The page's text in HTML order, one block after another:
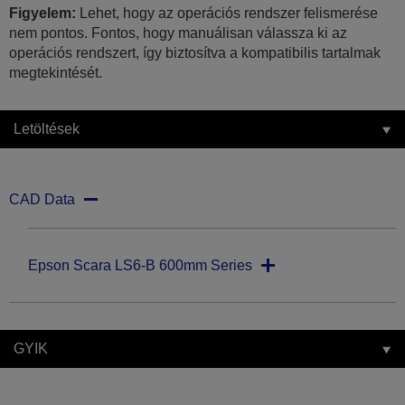
Figyelem: Lehet, hogy az operációs rendszer felismerése
nem pontos. Fontos, hogy manuálisan válassza ki az
operációs rendszert, így biztosítva a kompatibilis tartalmak
megtekintését.
Letöltések
CAD Data
Epson Scara LS6-B 600mm Series
GYIK